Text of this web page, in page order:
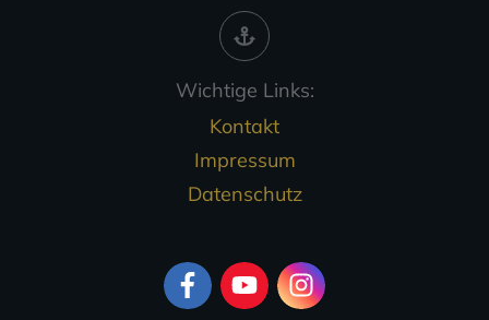
Wichtige Links:
Kontakt
Impressum
Datenschutz